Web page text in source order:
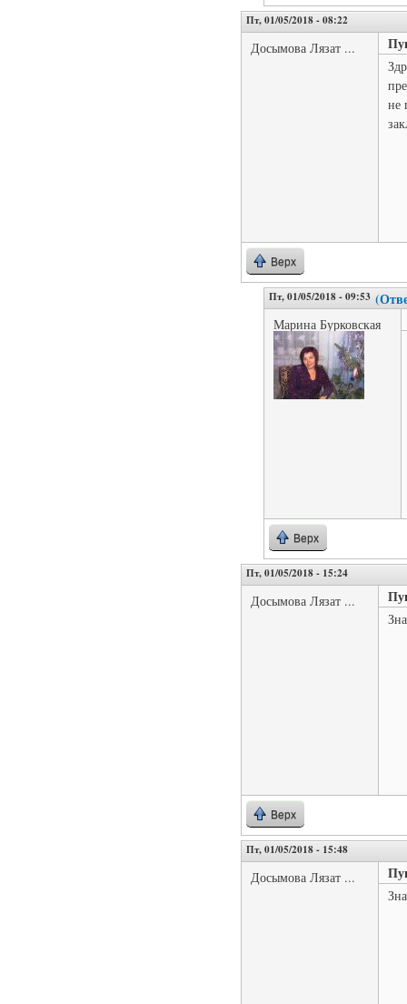
Пт, 01/05/2018 - 08:22
Досымова Лязат ...
не
Верх
Пт, 01/05/2018 - 09:53
Марина Бурковская
Верх
Пт, 01/05/2018 - 15:24
Досымова Лязат ...
Верх
Пт, 01/05/2018 - 15:48
Досымова Лязат ...